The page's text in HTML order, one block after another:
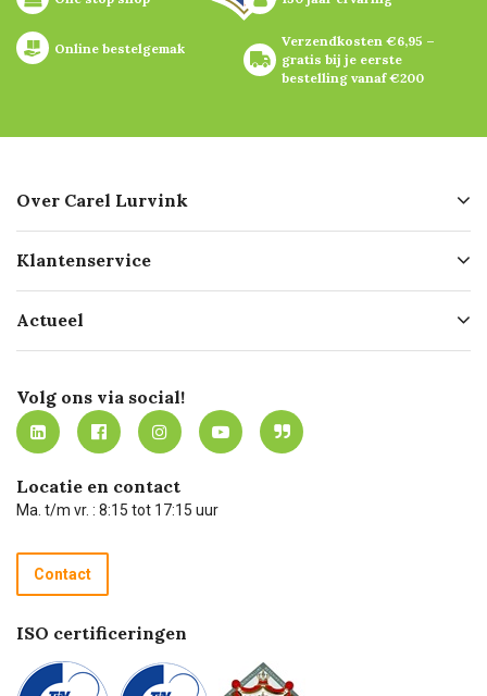
Online bestelgemak
Verzendkosten €6,95 –
gratis bij je eerste
bestelling vanaf €200
Over Carel Lurvink
Geschiedenis
Missie
Werken bij Carel Lurvink
MVO
Klantenservice
Bezorgen
Mijn Carel Lurvink
Mijn Carel Lurvink instructievideo's
Carel Lurvink App
Hulp op afstand
Technische dienst
Recycle programma
Betalen
Actueel
Innovation LAB
Tevreden klanten
Carel Lurvink Blog
Carel de podcast
Volg ons via social!
Locatie en contact
Ma. t/m vr. : 8:15 tot 17:15 uur
Contact
ISO certificeringen